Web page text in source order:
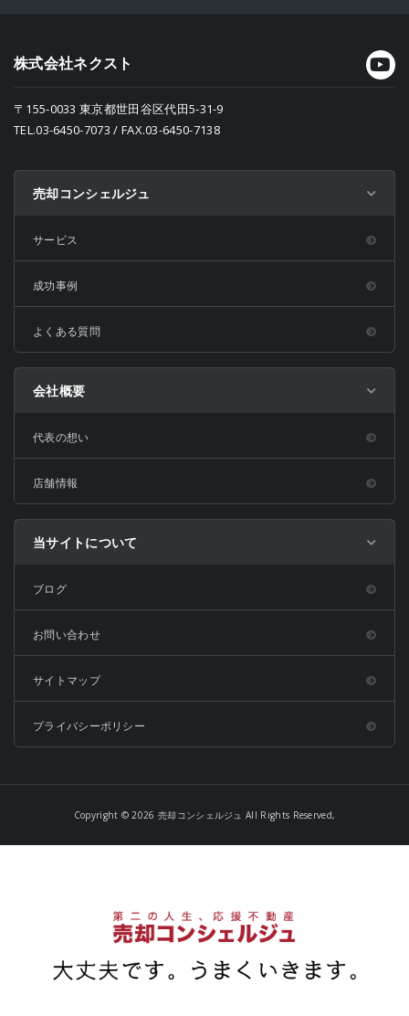
株式会社ネクスト
〒155-0033 東京都世田谷区代田5-31-9
TEL.03-6450-7073 / FAX.03-6450-7138
売却コンシェルジュ
サービス
成功事例
よくある質問
会社概要
代表の想い
店舗情報
当サイトについて
ブログ
お問い合わせ
サイトマップ
プライバシーポリシー
Copyright © 2026 売却コンシェルジュ All Rights Reserved,